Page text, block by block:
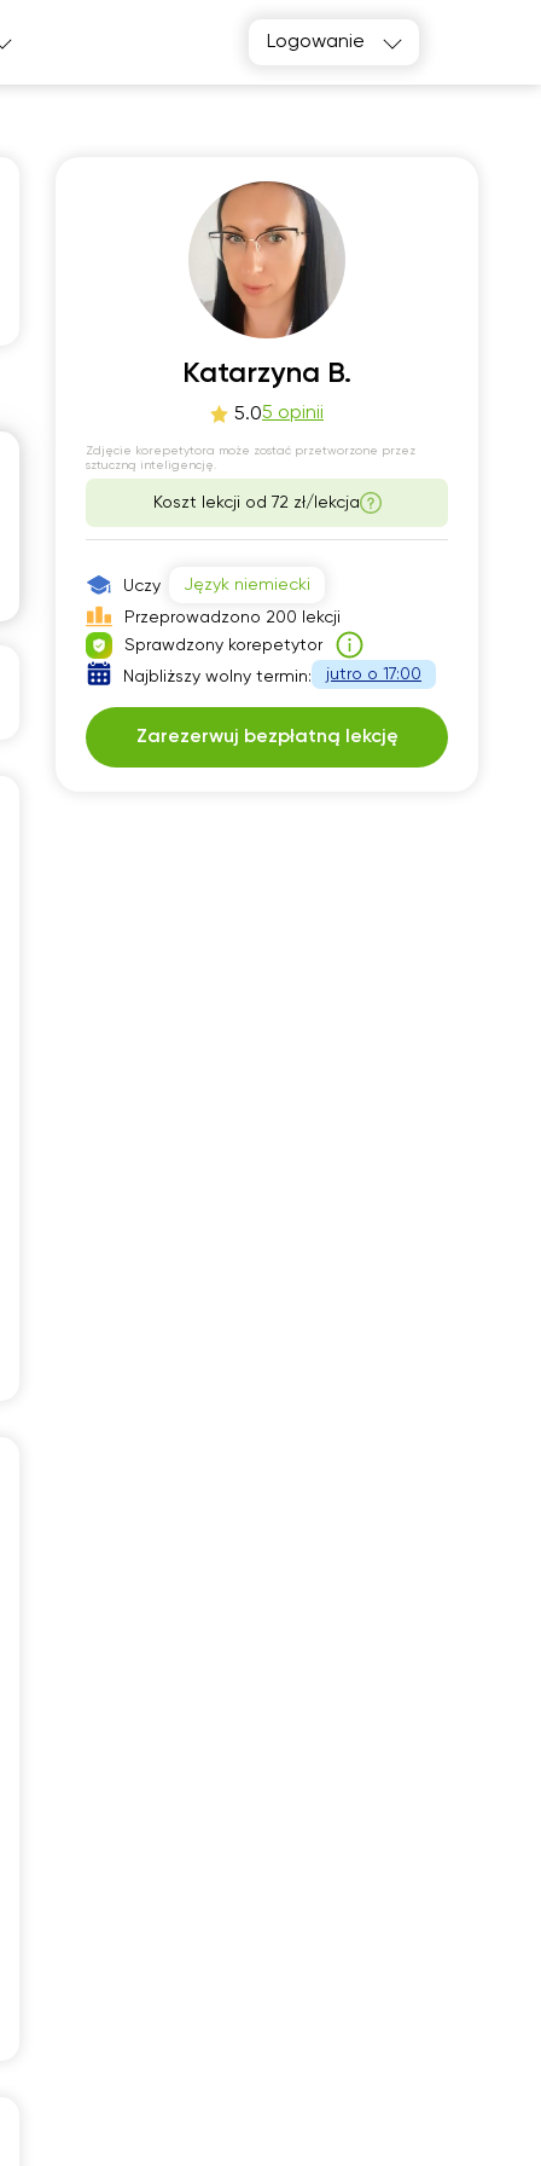
Logowanie
Katarzyna B.
5.05 opinii
Zdjęcie korepetytora może zostać przetworzone przez
sztuczną inteligencję.
Koszt lekcji od 72 zł/lekcja
Uczy
Język niemiecki
Przeprowadzono 200 lekcji
Sprawdzony korepetytor
Najbliższy wolny termin:
jutro o 17:00
Zarezerwuj bezpłatną lekcję
dostępnych
terminów